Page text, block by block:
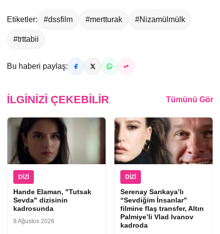
Etiketler: #dssfilm #mertturak #Nizamülmülk
#trttabii
Bu haberi paylaş:
İLGINIZI ÇEKEBILIR Tümünü Gör
DIZI
Hande Elaman, "Tutsak
Sevda" dizisinin
kadrosunda
8 Ağustos 2026
DIZI
Serenay Sarıkaya’lı
“Sevdiğim İnsanlar”
filmine flaş transfer, Altın
Palmiye’li Vlad Ivanov
kadroda